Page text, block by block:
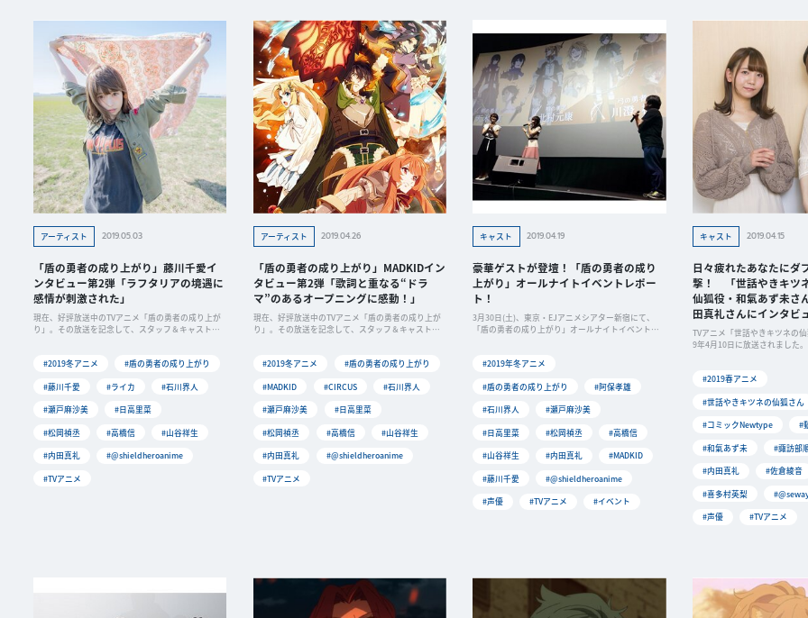
アーティスト 2019.05.03
「盾の勇者の成り上がり」藤川千愛イ
ンタビュー第2弾「ラフタリアの境遇に
感情が刺激された」
現在、好評放送中のTVアニメ「盾の勇者の成り上が
り」。その放送を記念して、スタッフ＆キャストに
#2019冬アニメ
#盾の勇者の成り上がり
#藤川千愛
#ライカ
#石川界人
#瀬戸麻沙美
#日高里菜
#松岡禎丞
#高橋信
#山谷祥生
#内田真礼
#@shieldheroanime
#TVアニメ
アーティスト 2019.04.26
「盾の勇者の成り上がり」MADKIDイン
タビュー第2弾「歌詞と重なる“ドラ
マ”のあるオープニングに感動！」
現在、好評放送中のTVアニメ「盾の勇者の成り上が
り」。その放送を記念して、スタッフ＆キャストに
#2019冬アニメ
#盾の勇者の成り上がり
#MADKID
#CIRCUS
#石川界人
#瀬戸麻沙美
#日高里菜
#松岡禎丞
#高橋信
#山谷祥生
#内田真礼
#@shieldheroanime
#TVアニメ
キャスト 2019.04.19
豪華ゲストが登壇！「盾の勇者の成り
上がり」オールナイトイベントレポー
ト！
3月30日(土)、東京・EJアニメシアター新宿にて、
「盾の勇者の成り上がり」オールナイトイベントが
#2019年冬アニメ
#盾の勇者の成り上がり
#阿保孝雄
#石川界人
#瀬戸麻沙美
#日高里菜
#松岡禎丞
#高橋信
#山谷祥生
#内田真礼
#MADKID
#藤川千愛
#@shieldheroanime
#声優
#TVアニメ #イベント
キャスト 2019.04.15
日々疲れたあなたにダ
撃！ 「世話やきキツ
仙狐役・和氣あず未さ
田真礼さんにインタビ
TVアニメ「世話やきキツネの
9年4月10日に放送されました
#2019春アニメ
#世話やきキツネの仙狐さん
#コミックNewtype
#
#和氣あず未
#諏訪部
#内田真礼
#佐倉綾音
#喜多村英梨
#声優
#TVアニメ